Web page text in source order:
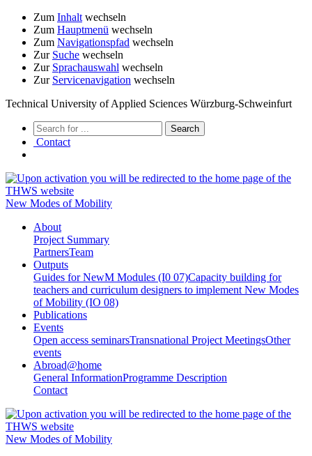
Zum Inhalt wechseln
Zum Hauptmenü wechseln
Zum Navigationspfad wechseln
Zur Suche wechseln
Zur Sprachauswahl wechseln
Zur Servicenavigation wechseln
Technical University of Applied Sciences Würzburg-Schweinfurt
Contact
New Modes of Mobility
About
Project Summary
PartnersTeam
Outputs
Guides for NewM Modules (I0 07)Capacity building for
teachers and curriculum designers to implement New Modes
of Mobility (IO 08)
Publications
Events
Open access seminarsTransnational Project MeetingsOther
events
Abroad@home
General InformationProgramme Description
Contact
New Modes of Mobility